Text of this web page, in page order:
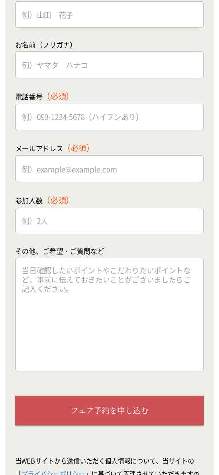
お名前（フリガナ）
電話番号 （必須）
メールアドレス （必須）
参加人数 （必須）
その他、ご希望・ご質問など
フェア予約を申し込む
当WEBサイトから送信いただく個人情報について、当サイトの